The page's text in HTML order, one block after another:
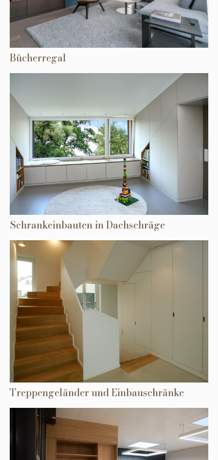
Bücherregal
Schrankeinbauten in Dachschräge
Treppengeländer und Einbauschränke